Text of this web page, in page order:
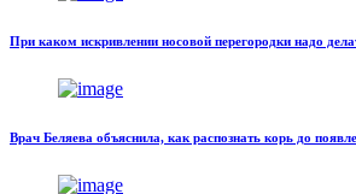
При каком искривлении носовой перегородки надо
Врач Беляева объяснила, как распознать корь до